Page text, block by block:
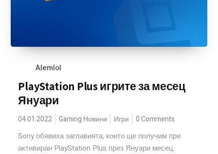
Alemlol
PlayStation Plus игрите за месец
Януари
04.01.2022 Gaming Новини Игри 0 Comments
Sony обявиха заглавията, които ще получим при
активиран PlayStation Plus през Януари месец.